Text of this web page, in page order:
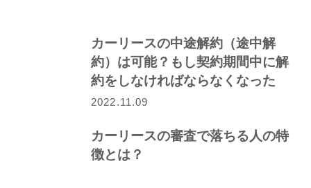
カーリースの中途解約（途中解
約）は可能？もし契約期間中に解
約をしなければならなくなった
ら…
2022.11.09
カーリースの審査で落ちる人の特
徴とは？